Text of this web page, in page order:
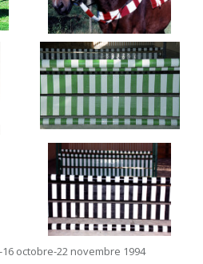
octobre-22 novembre 1994